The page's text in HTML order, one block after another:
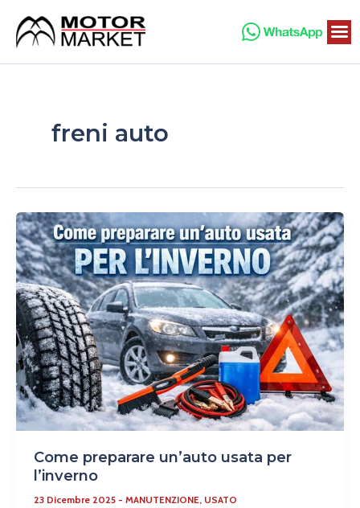
contenuto
freni auto
Come preparare un’auto usata per
l’inverno
23 Dicembre 2025 - MANUTENZIONE, USATO
Come
preparare
un’auto
usata
per
l’inverno